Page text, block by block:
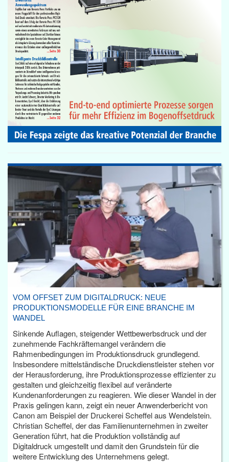
VOM OFFSET ZUM DIGITALDRUCK: NEUE
PRODUKTIONSMODELLE FÜR EINE BRANCHE IM
WANDEL
Sinkende Auflagen, steigender Wettbewerbsdruck und der
zunehmende Fachkräftemangel verändern die
Rahmenbedingungen im Produktionsdruck grundlegend.
Insbesondere mittelständische Druckdienstleister stehen vor
der Herausforderung, ihre Produktionsprozesse effizienter zu
gestalten und gleichzeitig flexibel auf veränderte
Kundenanforderungen zu reagieren. Wie dieser Wandel in der
Praxis gelingen kann, zeigt ein neuer Anwenderbericht von
Canon am Beispiel der Druckerei Scheffel aus Wendelstein.
Christian Scheffel, der das Familienunternehmen in zweiter
Generation führt, hat die Produktion vollständig auf
Digitaldruck umgestellt und damit den Grundstein für die
weitere Entwicklung des Unternehmens gelegt.